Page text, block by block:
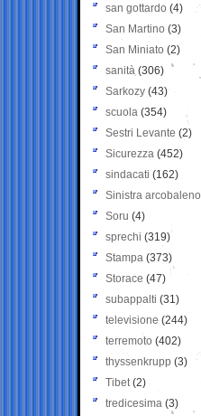
san gottardo (4)
San Martino (3)
San Miniato (2)
sanità (306)
Sarkozy (43)
scuola (354)
Sestri Levante (2)
Sicurezza (452)
sindacati (162)
Sinistra arcobaleno
Soru (4)
sprechi (319)
Stampa (373)
Storace (47)
subappalti (31)
televisione(244)
terremoto (402)
thyssenkrupp (3)
Tibet(2)
tredicesima (3)